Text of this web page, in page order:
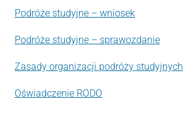
Podróże studyjne – wniosek
Podróże studyjne – sprawozdanie
Zasady organizacji podróży studyjnych
Oświadczenie RODO